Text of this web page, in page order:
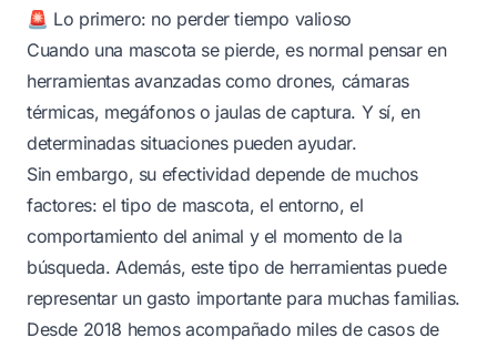
🚨 Lo primero: no perder tiempo valioso
Cuando una mascota se pierde, es normal pensar en
herramientas avanzadas como drones, cámaras
térmicas, megáfonos o jaulas de captura. Y sí, en
determinadas situaciones pueden ayudar.
Sin embargo, su efectividad depende de muchos
factores: el tipo de mascota, el entorno, el
comportamiento del animal y el momento de la
búsqueda. Además, este tipo de herramientas puede
representar un gasto importante para muchas familias.
Desde 2018 hemos acompañado miles de casos de